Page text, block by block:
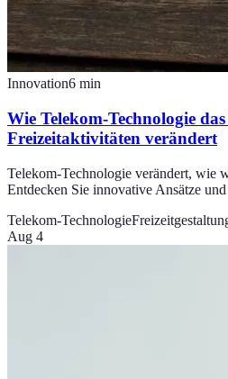
Innovation6 min
Wie Telekom-Technologie
Freizeitaktivitäten verändert
Telekom-Technologie verändert, wie
Entdecken Sie innovative Ansätze
Telekom-Technologie
Aug 4